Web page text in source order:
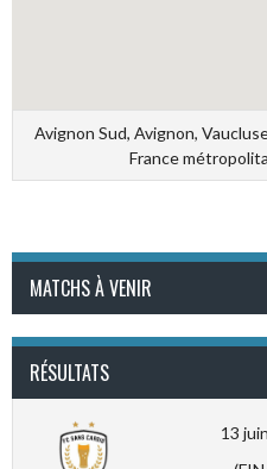
Avignon Sud, Avignon,
France
MATCHS À VENIR
RÉSULTATS
13